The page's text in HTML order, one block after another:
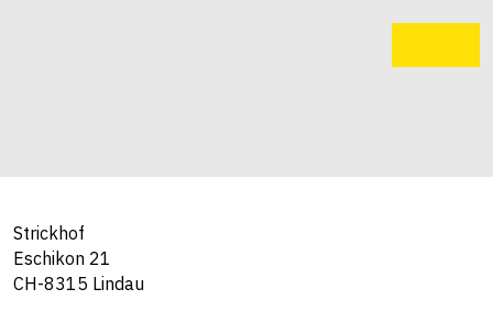
Strickhof
Eschikon 21
CH-8315 Lindau